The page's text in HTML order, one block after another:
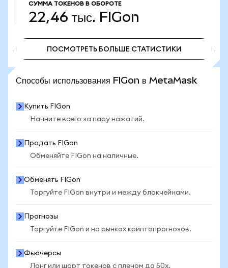
СУММА ТОКЕНОВ В ОБОРОТЕ
22,46 тыс. FIGon
ПОСМОТРЕТЬ БОЛЬШЕ СТАТИСТИКИ
Способы использования FIGon в MetaMask
Купить FIGon
Начните всего за пару нажатий.
Продать FIGon
Обменяйте FIGon на наличные.
Обменять FIGon
Торгуйте FIGon внутри и между блокчейнами.
Прогнозы
Торгуйте FIGon и на рынках криптопрогнозов.
Фьючерсы
Лонг или шорт токенов с плечом до 50x.